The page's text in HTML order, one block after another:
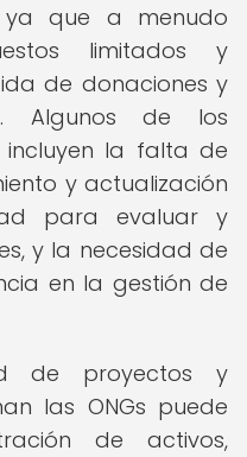
que a menudo
limitados y
de donaciones y
Algunos de los
la falta de
y actualización
para evaluar y
y la necesidad de
en la gestión de
de proyectos y
las ONGs puede
de activos,